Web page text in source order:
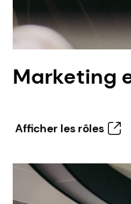
Marketing
Afficher les rôles